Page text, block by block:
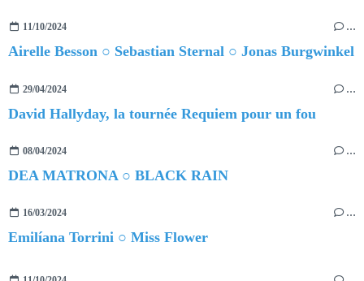
11/10/2024 …
Airelle Besson ○ Sebastian Sternal ○ Jonas Burgwinkel
29/04/2024 …
David Hallyday, la tournée Requiem pour un fou
08/04/2024 …
DEA MATRONA ○ BLACK RAIN
16/03/2024 …
Emilíana Torrini ○ Miss Flower